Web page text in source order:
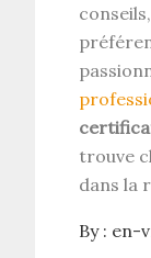
trouve
dans la
By : en-